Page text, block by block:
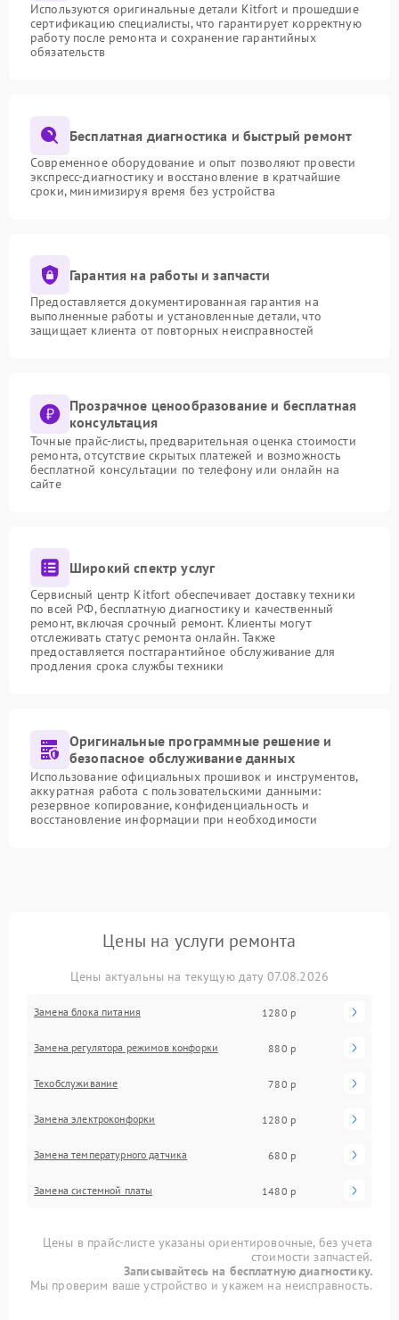
Используются оригинальные детали Kitfort и прошедшие
сертификацию специалисты, что гарантирует корректную
работу после ремонта и сохранение гарантийных
обязательств
Бесплатная диагностика и быстрый ремонт
Современное оборудование и опыт позволяют провести
экспресс-диагностику и восстановление в кратчайшие
сроки, минимизируя время без устройства
Гарантия на работы и запчасти
Предоставляется документированная гарантия на
выполненные работы и установленные детали, что
защищает клиента от повторных неисправностей
Прозрачное ценообразование и бесплатная
консультация
Точные прайс-листы, предварительная оценка стоимости
ремонта, отсутствие скрытых платежей и возможность
бесплатной консультации по телефону или онлайн на
сайте
Широкий спектр услуг
Сервисный центр Kitfort обеспечивает доставку техники
по всей РФ, бесплатную диагностику и качественный
ремонт, включая срочный ремонт. Клиенты могут
отслеживать статус ремонта онлайн. Также
предоставляется постгарантийное обслуживание для
продления срока службы техники
Оригинальные программные решение и
безопасное обслуживание данных
Использование официальных прошивок и инструментов,
аккуратная работа с пользовательскими данными:
резервное копирование, конфиденциальность и
восстановление информации при необходимости
Цены на услуги ремонта
Цены актуальны на текущую дату 07.08.2026
Замена блока питания 1280 р
Замена регулятора режимов конфорки 880 р
Техобслуживание 780 р
Замена электроконфорки 1280 р
Замена температурного датчика 680 р
Замена системной платы 1480 р
Цены в прайс-листе указаны ориентировочные, без учета
стоимости запчастей.
Записывайтесь на бесплатную диагностику.
Мы проверим ваше устройство и укажем на неисправность.